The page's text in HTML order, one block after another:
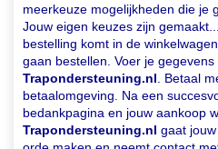
meerkeuze mogelijkheden die je
Jouw eigen keuzes zijn
bestelling komt in de
gaan bestellen. Voer je
Trapondersteuning.nl . Betaal
betaalomgeving. Na een
bedankpagina en jouw aankoop
Trapondersteuning.nl gaat